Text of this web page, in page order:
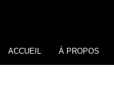
ACCUEIL À PROPOS